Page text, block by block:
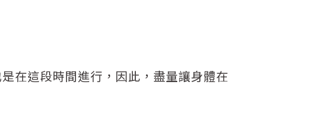
在這段時間進行，因此，盡量讓身體在